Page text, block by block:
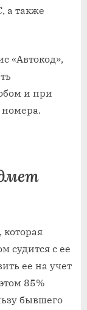
а также
«Автокод»,
и при
номера.
которая
судится с ее
ее на учет
85%
бывшего